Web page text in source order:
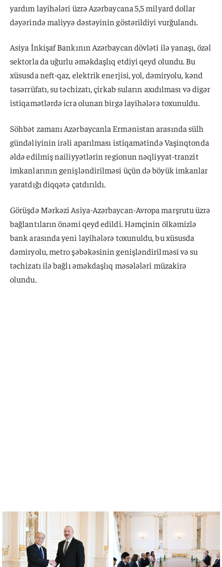
yardım layihələri üzrə Azərbaycana 5,5 milyard dollar
dəyərində maliyyə dəstəyinin göstərildiyi vurğulandı.
Asiya İnkişaf Bankının Azərbaycan dövləti ilə yanaşı, özəl
sektorla da uğurlu əməkdaşlıq etdiyi qeyd olundu. Bu
xüsusda neft-qaz, elektrik enerjisi, yol, dəmiryolu, kənd
təsərrüfatı, su təchizatı, çirkab suların axıdılması və digər
istiqamətlərdə icra olunan birgə layihələrə toxunuldu.
Söhbət zamanı Azərbaycanla Ermənistan arasında sülh
gündəliyinin irəli aparılması istiqamətində Vaşinqtonda
əldə edilmiş nailiyyətlərin regionun nəqliyyat-tranzit
imkanlarının genişləndirilməsi üçün də böyük imkanlar
yaratdığı diqqətə çatdırıldı.
Görüşdə Mərkəzi Asiya-Azərbaycan-Avropa marşrutu üzrə
bağlantıların önəmi qeyd edildi. Həmçinin ölkəmizlə
bank arasında yeni layihələrə toxunuldu, bu xüsusda
dəmiryolu, metro şəbəkəsinin genişləndirilməsi və su
təchizatı ilə bağlı əməkdaşlıq məsələləri müzakirə
olundu.